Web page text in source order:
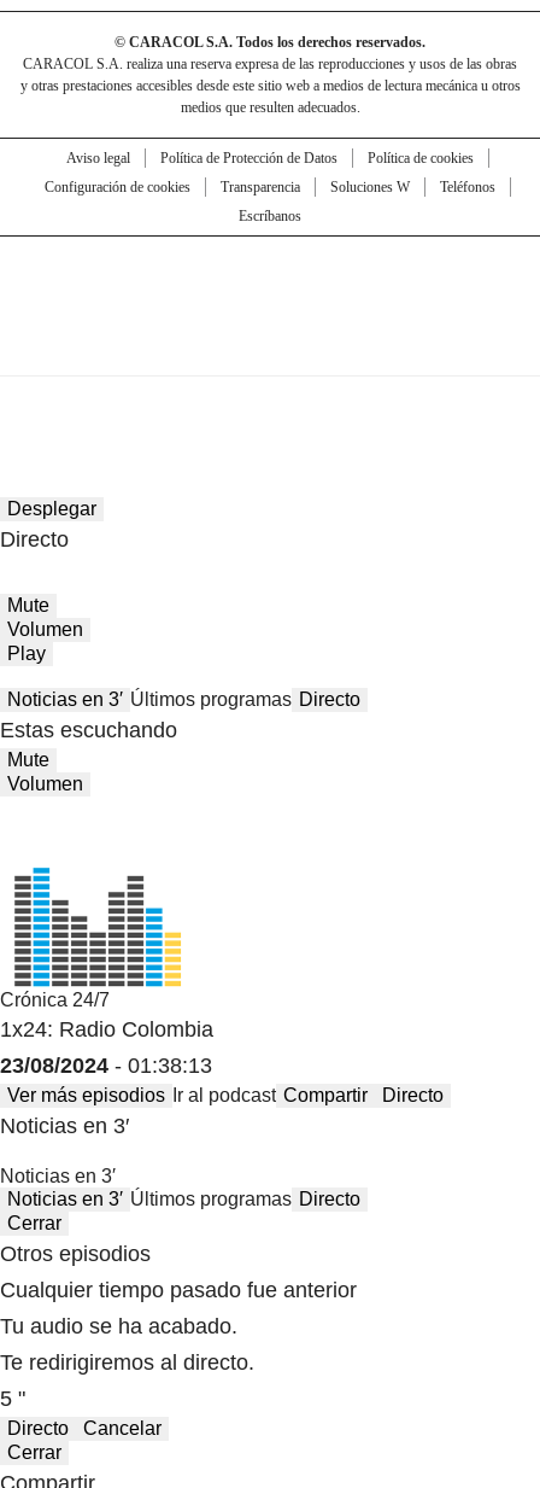
© CARACOL S.A. Todos los derechos reservados.
CARACOL S.A. realiza una reserva expresa de las reproducciones y usos de las obras
y otras prestaciones accesibles desde este sitio web a medios de lectura mecánica u otros
medios que resulten adecuados.
Aviso legal Política de Protección de Datos
Política de cookies
Configuración de cookies
Transparencia Soluciones W
Teléfonos
Escríbanos
Desplegar
Directo
Mute
Volumen
Play
Noticias en 3′ Últimos programas Directo
Estas escuchando
Mute
Volumen
Crónica 24/7
1x24: Radio Colombia
23/08/2024 - 01:38:13
Ver más episodios Ir al podcast Compartir Directo
Noticias en 3′
Noticias en 3′
Noticias en 3′ Últimos programas Directo
Cerrar
Otros episodios
Cualquier tiempo pasado fue anterior
Tu audio se ha acabado.
Te redirigiremos al directo.
5 "
Directo
Cancelar
Cerrar
Compartir